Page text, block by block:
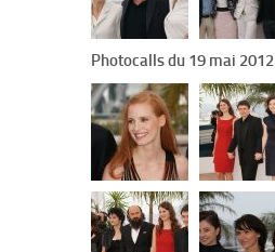
Photocalls du 19 mai 2012